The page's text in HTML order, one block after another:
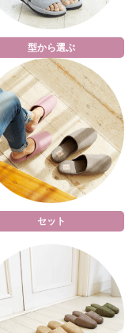
型から選ぶ
セット